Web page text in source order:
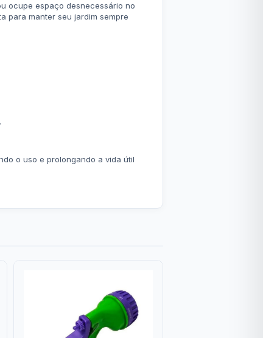
ocupe espaço desnecessário no
para manter seu jardim sempre
o uso e prolongando a vida útil